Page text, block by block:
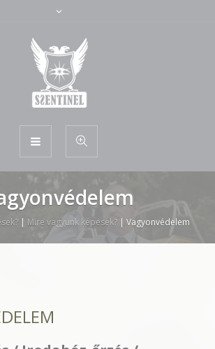
| Mire vagyunk képesek?| Vagyonvédelem